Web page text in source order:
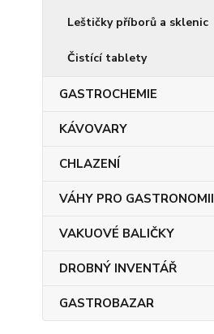
Leštičky příborů a sklenic
Čistící tablety
GASTROCHEMIE
KÁVOVARY
CHLAZENÍ
VÁHY PRO GASTRONOMII
VAKUOVÉ BALIČKY
DROBNÝ INVENTÁŘ
GASTROBAZAR